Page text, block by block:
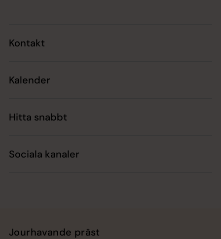
Kontakt
Kalender
Hitta snabbt
Sociala kanaler
Jourhavande präst